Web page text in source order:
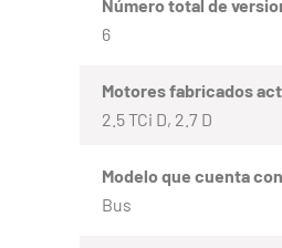
Número total de
6
Motores fabricados
2.5 TCi D, 2.7 D
Modelo que cuenta
Bus